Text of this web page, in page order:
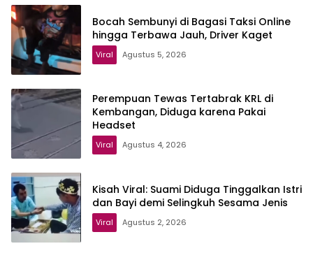
Bocah Sembunyi di Bagasi Taksi Online
hingga Terbawa Jauh, Driver Kaget
Viral Agustus 5, 2026
Perempuan Tewas Tertabrak KRL di
Kembangan, Diduga karena Pakai
Headset
Viral Agustus 4, 2026
Kisah Viral: Suami Diduga Tinggalkan Istri
dan Bayi demi Selingkuh Sesama Jenis
Viral Agustus 2, 2026